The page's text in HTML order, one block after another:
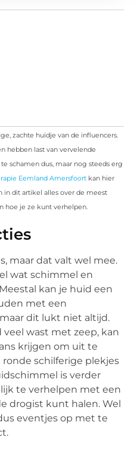
zachte huidje van de influencers.
hebben last van vervelende
schamen dus, maar nog steeds erg
Eemland Amersfoort kan hier
in dit artikel alles over de meest
hoe je ze kunt verhelpen.
maar dat valt wel mee.
wat schimmel en
kan je huid een
met een
dit lukt niet altijd.
wast met zeep, kan
krijgen om uit te
schilferige plekjes
is verder
te verhelpen met een
drogist kunt halen. Wel
eventjes op met te